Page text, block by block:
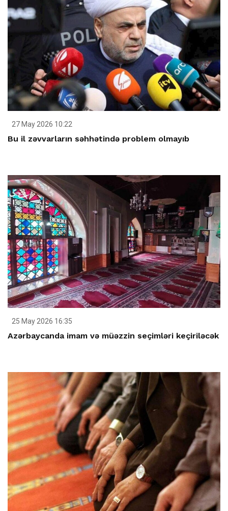
27 May 2026 10:22
Bu il zəvvarların səhhətində problem olmayıb
25 May 2026 16:35
Azərbaycanda imam və müəzzin seçimləri keçiriləcək